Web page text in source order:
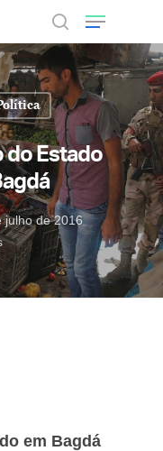
do Estado
julho de 2016
em Bagdá